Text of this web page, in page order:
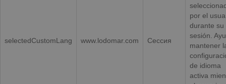
selectedCustomLang www.lodomar.com Сессия
por el
durante su
sesión.
mantener
de idioma
activa